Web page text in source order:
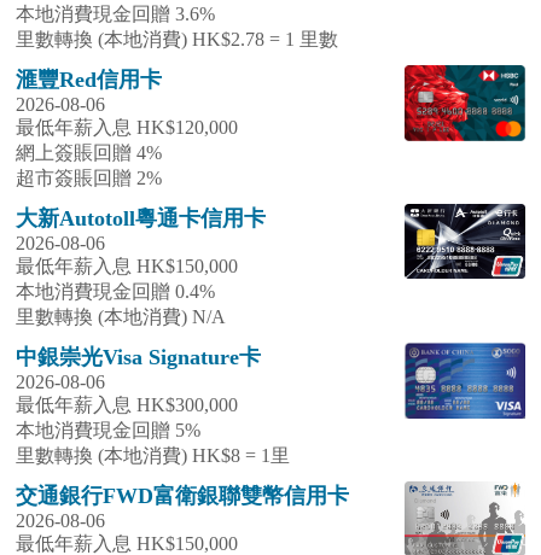
本地消費現金回贈 3.6%
里數轉換 (本地消費) HK$2.78 = 1 里數
滙豐Red信用卡
2026-08-06
最低年薪入息 HK$120,000
網上簽賬回贈 4%
超市簽賬回贈 2%
大新Autotoll粵通卡信用卡
2026-08-06
最低年薪入息 HK$150,000
本地消費現金回贈 0.4%
里數轉換 (本地消費) N/A
中銀崇光Visa Signature卡
2026-08-06
最低年薪入息 HK$300,000
本地消費現金回贈 5%
里數轉換 (本地消費) HK$8 = 1里
交通銀行FWD富衛銀聯雙幣信用卡
2026-08-06
最低年薪入息 HK$150,000